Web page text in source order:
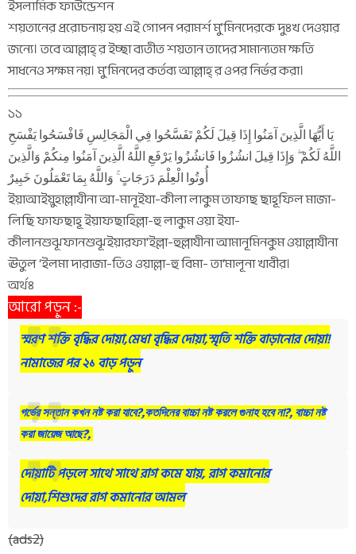
ইসলামিক ফাউন্ডেশন
শয়তানের প্ররোচনায় হয় এই গোপন পরামর্শ মু’মিনদেরকে দুঃখ দেওয়ার
জন্যে। তবে আল্লাহ্ র ইচ্ছা ব্যতীত শয়তান তাদের সামান্যতম ক্ষতি
সাধনেও সক্ষম নয়। মু’মিনদের কর্তব্য আল্লাহ্ র ওপর নির্ভর করা।
১১
يَا أَيُّهَا الَّذِينَ آمَنُوا إِذَا قِيلَ لَكُمْ تَفَسَّحُوا فِي الْمَجَالِسِ فَافْسَحُوا يَفْسَحِ
اللَّهُ لَكُمْ ۖ وَإِذَا قِيلَ انشُزُوا فَانشُزُوا يَرْفَعِ اللَّهُ الَّذِينَ آمَنُوا مِنكُمْ وَالَّذِينَ
أُوتُوا الْعِلْمَ دَرَجَاتٍ ۚ وَاللَّهُ بِمَا تَعْمَلُونَ خَبِيرٌ
ইয়াআইয়ুহাল্লাযীনা আ-মানূইযা-কীলা লাকুম তাফাছ ছাহূফিল মাজা-
লিছি ফাফছাহূ ইয়াফছাহিল্লা-হু লাকুম ওয়া ইযা-
কীলানশুঝূফানশুঝূইয়ারফা‘ইল্লা-হুল্লাযীনা আমানূমিনকুম ওয়াল্লাযীনা
ঊতুল ‘ইলমা দারাজা-তিও ওয়াল্লা-হু বিমা- তা‘মালূনা খাবীর।
অর্থঃ
আরো পড়ুন :-
স্মরণ শক্তি বৃদ্ধির দোয়া,মেধা বৃদ্ধির দোয়া,স্মৃতি শক্তি বাড়ানোর দোয়া!
নামাজের পর ২১ বাড় পড়ুন
গর্ভের সন্তান কখন নষ্ট করা যাবে?,কতদিনের বাচ্চা নষ্ট করলে গুনাহ হবে না?, বাচ্চা নষ্ট
করা জায়েজ আছে?,
দোয়াটি পড়লে সাথে সাথে রাগ কমে যায়, রাগ কমানোর
দোয়া,শিশুদের রাগ কমানোর আমল
(ads2)